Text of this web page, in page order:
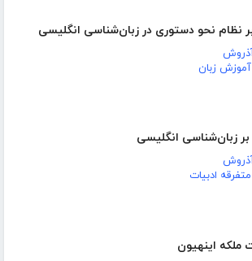
نظام نحو دستوری در زبان‌شناسی انگلیسی
زبان
زبان‌شناسی انگلیسی
ادبیات
ملکه اینهیون